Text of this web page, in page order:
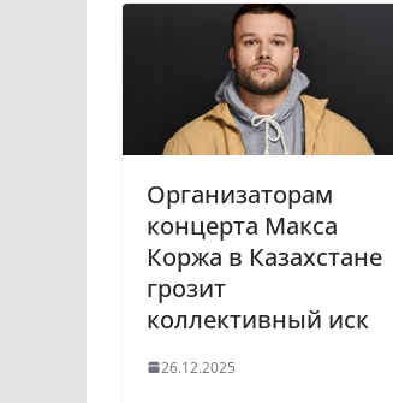
Организаторам
концерта Макса
Коржа в Казахстане
грозит
коллективный иск
26.12.2025